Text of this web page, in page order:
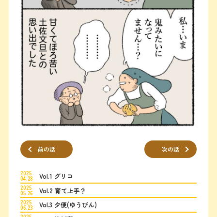
前の話 次の話
2025
04.28 Vol.1 グリコ
2025
05.26 Vol.2 育て上手？
2025
06.23 Vol.3 夕便(ゆうびん)